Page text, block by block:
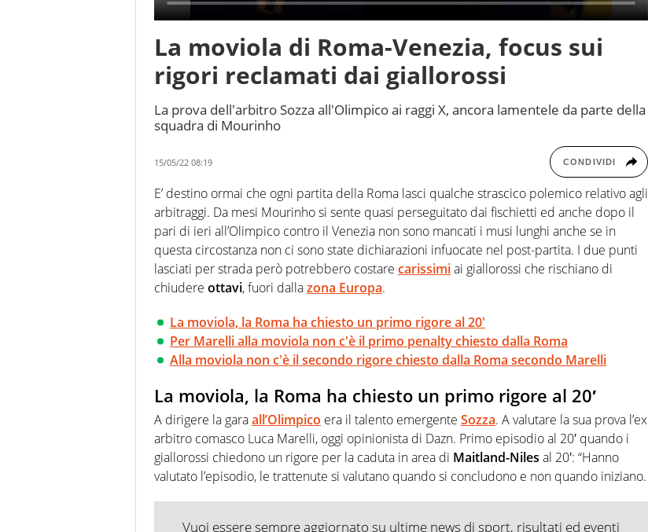
La moviola di Roma-Venezia, focus sui
rigori reclamati dai giallorossi
La prova dell'arbitro Sozza all'Olimpico ai raggi X, ancora lamentele da parte della
squadra di Mourinho
15/05/22 08:19 CONDIVIDI
E’ destino ormai che ogni partita della Roma lasci qualche strascico polemico relativo agli
arbitraggi. Da mesi Mourinho si sente quasi perseguitato dai fischietti ed anche dopo il
pari di ieri all’Olimpico contro il Venezia non sono mancati i musi lunghi anche se in
questa circostanza non ci sono state dichiarazioni infuocate nel post-partita. I due punti
lasciati per strada però potrebbero costare carissimiai giallorossi che rischiano di
chiudere ottavi, fuori dallazona Europa.
La moviola, la Roma ha chiesto un primo rigore al 20'
Per Marelli alla moviola non c'è il primo penalty chiesto dalla Roma
Alla moviola non c'è il secondo rigore chiesto dalla Roma secondo Marelli
La moviola, la Roma ha chiesto un primo rigore al 20′
A dirigere la garaall’Olimpico era il talento emergente Sozza. A valutare la sua prova l’ex
arbitro comasco Luca Marelli, oggi opinionista di Dazn. Primo episodio al 20′ quando i
giallorossi chiedono un rigore per la caduta in area di Maitland-Niles al 20′: “Hanno
valutato l’episodio, le trattenute si valutano quando si concludono e non quando iniziano.
Vuoi essere sempre aggiornato su ultime news di sport, risultati ed eventi